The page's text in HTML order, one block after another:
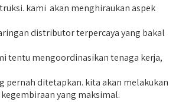
kami akan menghiraukan aspek
distributor terpercaya yang bakal
tentu mengoordinasikan tenaga kerja,
pernah ditetapkan. kita akan melakukan
yang maksimal.